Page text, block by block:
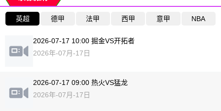
英超 德甲 法甲 西甲 意甲 NBA
2026-07-17 10:00 掘金VS开拓者
2026年-07月-17日
2026-07-17 09:00 热火VS猛龙
2026年-07月-17日